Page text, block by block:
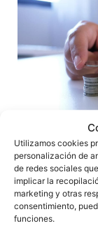
Utilizamos cookies
personalización de
de redes sociales
implicar la
marketing y otras
consentimiento,
funciones.
Deudas que
mediante la
Ley 16/2022, de
refundido de la
Decreto
Leer más »